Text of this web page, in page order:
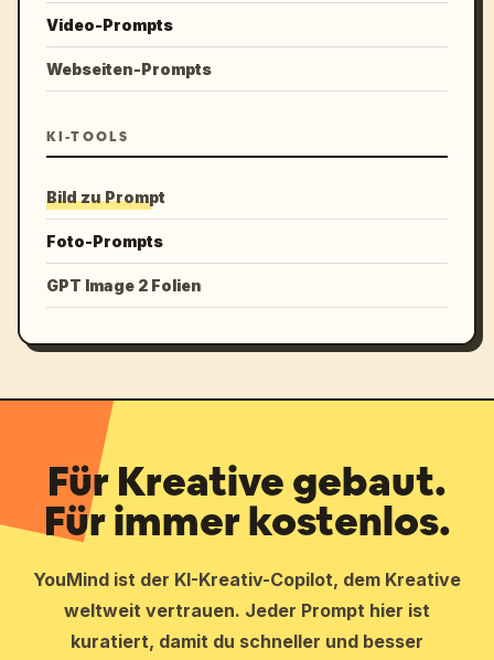
Video-Prompts
Webseiten-Prompts
KI-TOOLS
Bild zu Prompt
Foto-Prompts
GPT Image 2 Folien
Für Kreative gebaut.
Für immer kostenlos.
YouMind ist der KI-Kreativ-Copilot, dem Kreative
weltweit vertrauen. Jeder Prompt hier ist
kuratiert, damit du schneller und besser